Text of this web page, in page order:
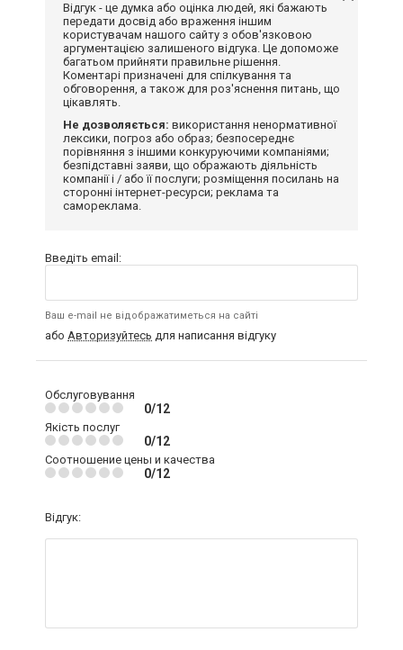
Відгук - це думка або оцінка людей, які бажають
передати досвід або враження іншим
користувачам нашого сайту з обов'язковою
аргументацією залишеного відгука. Це допоможе
багатьом прийняти правильне рішення.
Коментарі призначені для спілкування та
обговорення, а також для роз'яснення питань, що
цікавлять.
Не дозволяється: використання ненормативної
лексики, погроз або образ; безпосереднє
порівняння з іншими конкуруючими компаніями;
безпідставні заяви, що ображають діяльність
компанії і / або її послуги; розміщення посилань на
сторонні інтернет-ресурси; реклама та
самореклама.
Введіть email:
Ваш e-mail не відображатиметься на сайті
або Авторизуйтесь для написання відгуку
Обслуговування
0/12
Якість послуг
0/12
Соотношение цены и качества
0/12
Відгук: